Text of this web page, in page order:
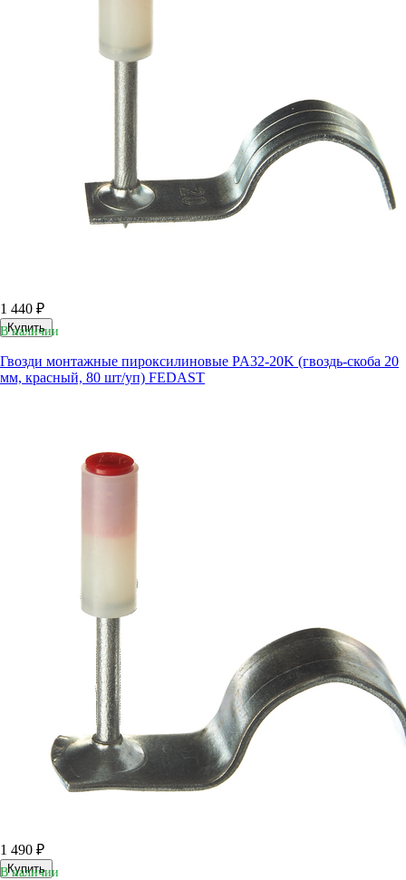
1 440 ₽
Купить
В наличии
Гвозди монтажные пироксилиновые PA32-20K (гвоздь-скоба 20
мм, красный, 80 шт/уп) FEDAST
1 490 ₽
Купить
В наличии